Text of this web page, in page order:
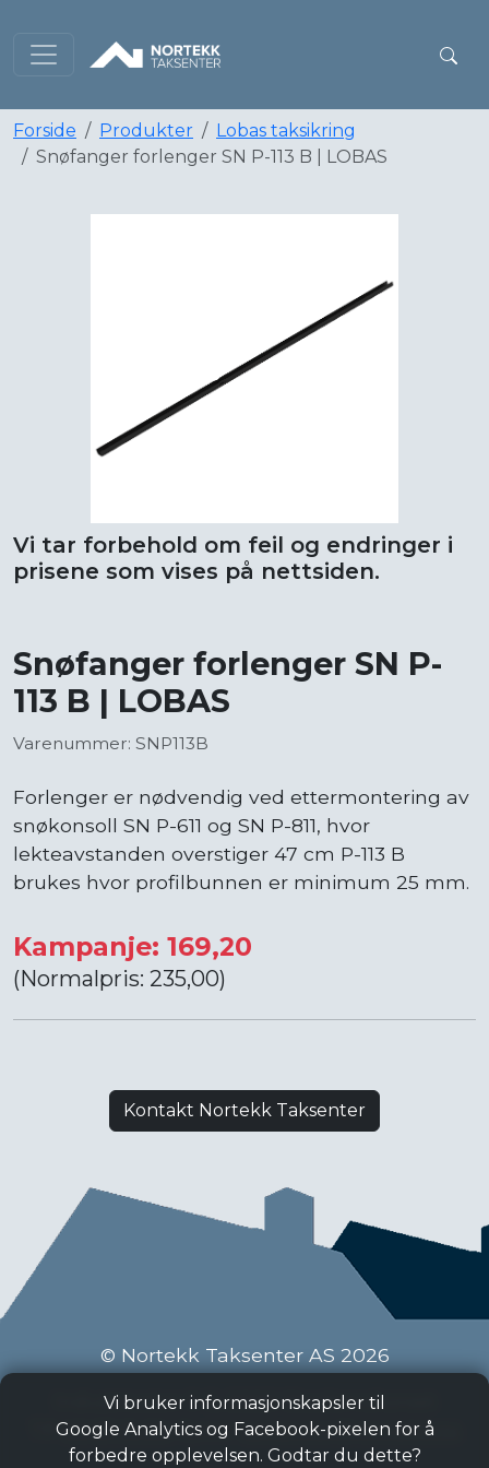
Forside Produkter
Lobas taksikring
Snøfanger forlenger SN P-113 B | LOBAS
Vi tar forbehold om feil og endringer i
prisene som vises på nettsiden.
Snøfanger forlenger SN P-
113 B | LOBAS
Varenummer: SNP113B
Forlenger er nødvendig ved ettermontering av
snøkonsoll SN P-611 og SN P-811, hvor
lekteavstanden overstiger 47 cm P-113 B
brukes hvor profilbunnen er minimum 25 mm.
Kampanje: 169,20
(Normalpris: 235,00)
Kontakt Nortekk Taksenter
© Nortekk Taksenter AS 2026
Industriveien 9 C, 2020 Skedsmokorset
Tlf:63 87 15 50, Epost:taksenter@nortekk.no
Vi bruker informasjonskapsler til
Google Analytics og Facebook-pixelen for å
forbedre opplevelsen. Godtar du dette?